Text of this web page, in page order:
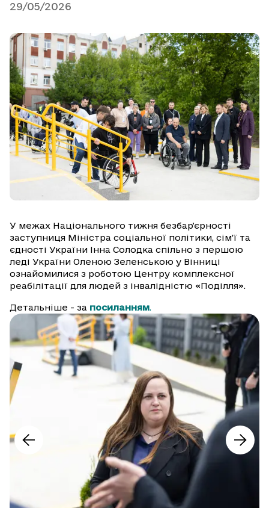
29/05/2026
У межах Національного тижня безбарʼєрності
заступниця Міністра соціальної політики, сім’ї та
єдності України Інна Солодка спільно з першою
леді України Оленою Зеленською у Вінниці
ознайомилися з роботою Центру комплексної
реабілітації для людей з інвалідністю «Поділля».
Детальніше - за посиланням.